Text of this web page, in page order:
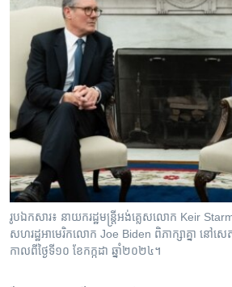
រូបឯកសារ៖ នាយករដ្ឋមន្ត្រីអង់គ្លេសលោក Keir
សហរដ្ឋអាមេរិកលោក Joe Biden ពិភាក្សាគ្នា នៅសេ
កាលពីថ្ងៃទី១០ ខែកក្កដា ឆ្នាំ២០២៤។